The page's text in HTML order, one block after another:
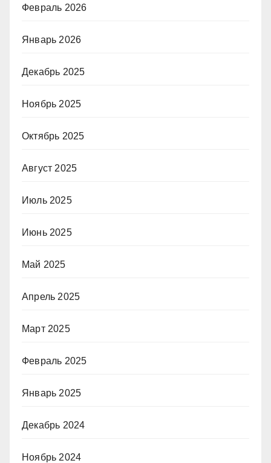
Февраль 2026
Январь 2026
Декабрь 2025
Ноябрь 2025
Октябрь 2025
Август 2025
Июль 2025
Июнь 2025
Май 2025
Апрель 2025
Март 2025
Февраль 2025
Январь 2025
Декабрь 2024
Ноябрь 2024